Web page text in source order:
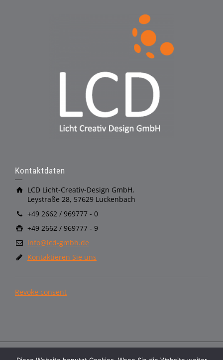
Kontaktdaten
LCD Licht-Creativ-Design GmbH,
Leystraße 28, 57629 Luckenbach
+49 2662 / 969777 - 0
+49 2662 / 969777 - 9
info@lcd-gmbh.de
Kontaktieren Sie uns
Revoke consent